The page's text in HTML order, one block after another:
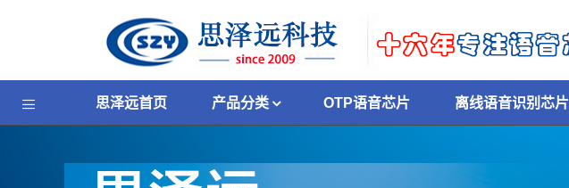
思泽远首页 产品分类 OTP语音芯片 离线语音识别芯片